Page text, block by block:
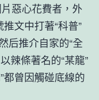
惡心花費者，外
文中打著“科普”
后推介自家的“全
辣條著名的“某龍”
都曾因觸碰底線的